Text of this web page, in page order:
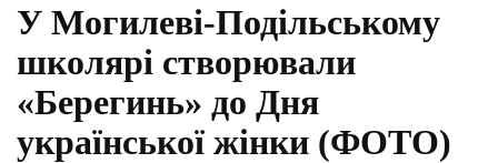
У Могилеві-Подільському
школярі створювали
«Берегинь» до Дня
української жінки (ФОТО)